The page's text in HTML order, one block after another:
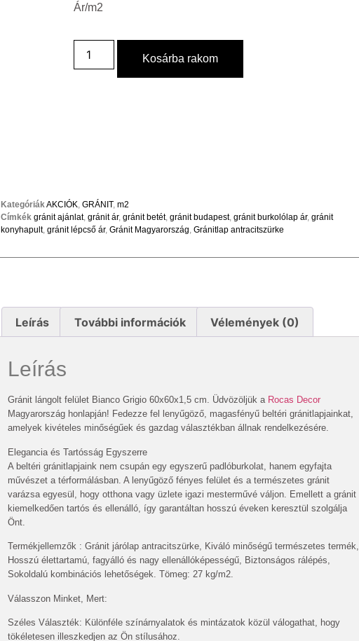
Ár/m2
Kosárba rakom
KategóriákAKCIÓK, GRÁNIT, m2
Címkék gránit ajánlat, gránit ár, gránit betét, gránit budapest, gránit burkolólap ár, gránit
konyhapult, gránit lépcső ár, Gránit Magyarország, Gránitlap antracitszürke
Leírás További információk Vélemények (0)
Leírás
Gránit lángolt felület Bianco Grigio 60x60x1,5 cm. Üdvözöljük a Rocas Decor
Magyarország honlapján! Fedezze fel lenyűgöző, magasfényű beltéri gránitlapjainkat,
amelyek kivételes minőségűek és gazdag választékban állnak rendelkezésére.
Elegancia és Tartósság Egyszerre
A beltéri gránitlapjaink nem csupán egy egyszerű padlóburkolat, hanem egyfajta
művészet a térformálásban. A lenyűgöző fényes felület és a természetes gránit
varázsa egyesül, hogy otthona vagy üzlete igazi mesterművé váljon. Emellett a gránit
kiemelkedően tartós és ellenálló, így garantáltan hosszú éveken keresztül szolgálja
Önt.
Termékjellemzők : Gránit járólap antracitszürke, Kiváló minőségű természetes termék,
Hosszú élettartamú, fagyálló és nagy ellenállóképességű, Biztonságos rálépés,
Sokoldalú kombinációs lehetőségek. Tömeg: 27 kg/m2.
Válasszon Minket, Mert:
Széles Választék: Különféle színárnyalatok és mintázatok közül válogathat, hogy
tökéletesen illeszkedjen az Ön stílusához.